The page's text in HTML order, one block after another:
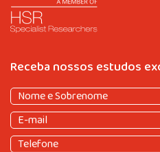
Receba nossos estudos
Nome
e
Sobrenome(obrigatório)
Nome
e
Sobrenome
E-
mail(obrigatório)
Telefone